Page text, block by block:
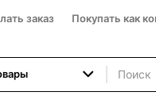
заказ Покупать как